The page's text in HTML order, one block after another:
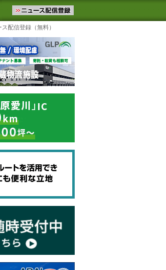
ます。物流ニュースメール配信を登録す
よく見るテーマ
ス配信登録（無料）